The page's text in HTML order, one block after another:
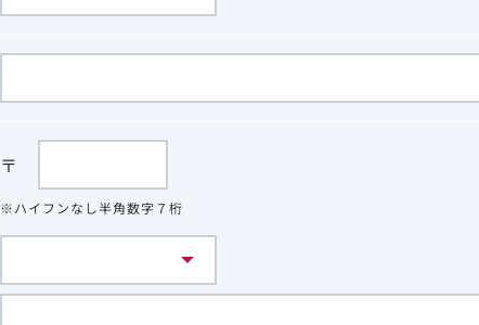
〒
※ハイフンなし半角数字７桁